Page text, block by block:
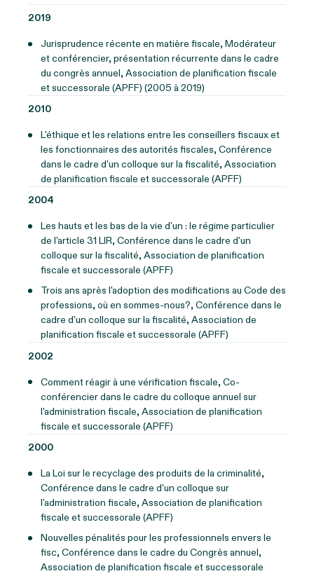
2019
Jurisprudence récente en matière fiscale, Modérateur
et conférencier, présentation récurrente dans le cadre
du congrès annuel, Association de planification fiscale
et successorale (APFF) (2005 à 2019)
2010
L'éthique et les relations entre les conseillers fiscaux et
les fonctionnaires des autorités fiscales, Conférence
dans le cadre d'un colloque sur la fiscalité, Association
de planification fiscale et successorale (APFF)
2004
Les hauts et les bas de la vie d'un : le régime particulier
de l'article 31 LIR, Conférence dans le cadre d'un
colloque sur la fiscalité, Association de planification
fiscale et successorale (APFF)
Trois ans après l'adoption des modifications au Code des
professions, où en sommes-nous?, Conférence dans le
cadre d'un colloque sur la fiscalité, Association de
planification fiscale et successorale (APFF)
2002
Comment réagir à une vérification fiscale, Co-
conférencier dans le cadre du colloque annuel sur
l'administration fiscale, Association de planification
fiscale et successorale (APFF)
2000
La Loi sur le recyclage des produits de la criminalité,
Conférence dans le cadre d'un colloque sur
l'administration fiscale, Association de planification
fiscale et successorale (APFF)
Nouvelles pénalités pour les professionnels envers le
fisc, Conférence dans le cadre du Congrès annuel,
Association de planification fiscale et successorale